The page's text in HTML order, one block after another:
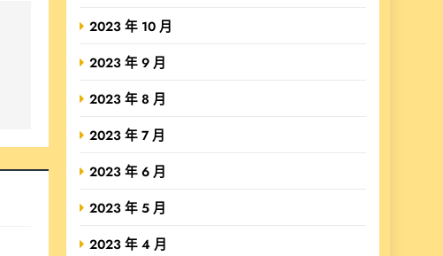
2023 年 10 月
2023 年 9 月
2023 年 8 月
2023 年 7 月
2023 年 6 月
2023 年 5 月
2023 年 4 月